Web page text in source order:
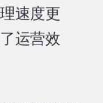
速度更
运营效